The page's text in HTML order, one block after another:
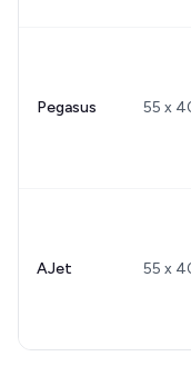
Pegasus 55 x
AJet 55 x